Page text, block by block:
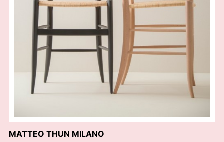
MATTEO THUN MILANO